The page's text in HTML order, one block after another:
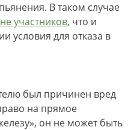
В таком случае
участников, что и
условия для отказа в
был причинен вред
на прямое
он не может быть